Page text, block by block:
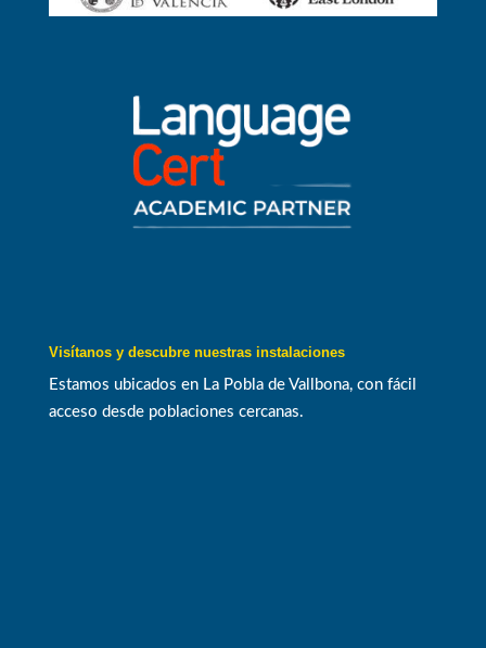
Visítanos y descubre nuestras instalaciones
Estamos ubicados en La Pobla de Vallbona, con fácil
acceso desde poblaciones cercanas.